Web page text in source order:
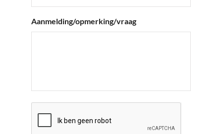
Aanmelding/opmerking/vraag